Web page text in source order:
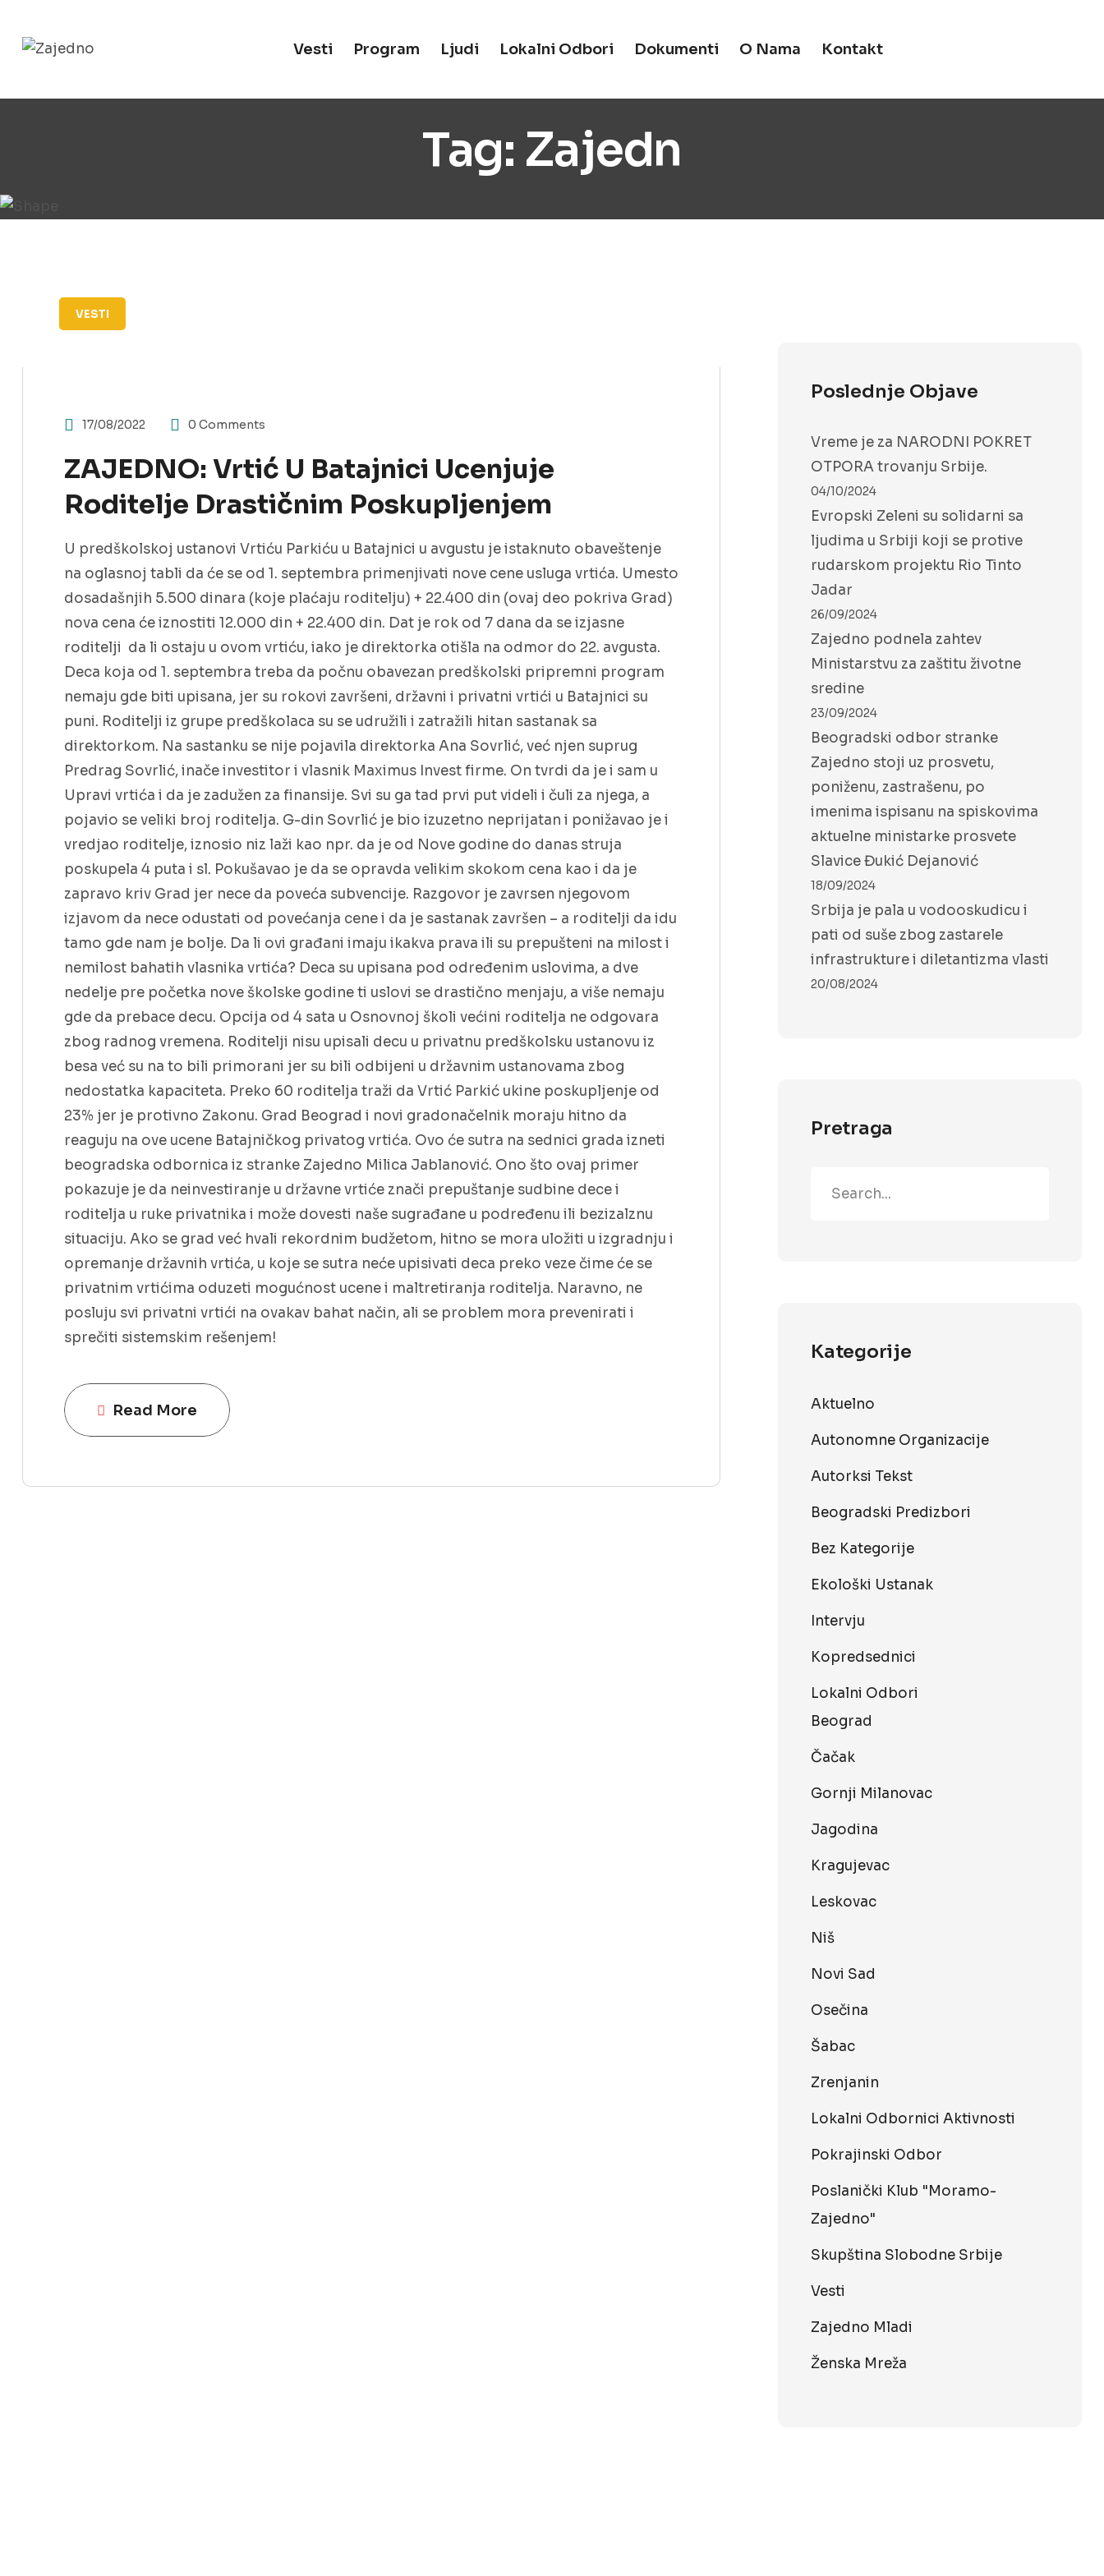
Vesti Program Ljudi Lokalni Odbori Dokumenti O Nama Kontakt
Tag: Zajedn
VESTI
17/08/2022 0 Comments
ZAJEDNO: Vrtić U Batajnici Ucenjuje
Roditelje Drastičnim Poskupljenjem
U predškolskoj ustanovi Vrtiću Parkiću u Batajnici u avgustu je istaknuto obaveštenje
na oglasnoj tabli da će se od 1. septembra primenjivati nove cene usluga vrtića. Umesto
dosadašnjih 5.500 dinara (koje plaćaju roditelju) + 22.400 din (ovaj deo pokriva Grad)
nova cena će iznostiti 12.000 din + 22.400 din. Dat je rok od 7 dana da se izjasne
roditelji da li ostaju u ovom vrtiću, iako je direktorka otišla na odmor do 22. avgusta.
Deca koja od 1. septembra treba da počnu obavezan predškolski pripremni program
nemaju gde biti upisana, jer su rokovi završeni, državni i privatni vrtići u Batajnici su
puni. Roditelji iz grupe predškolaca su se udružili i zatražili hitan sastanak sa
direktorkom. Na sastanku se nije pojavila direktorka Ana Sovrlić, već njen suprug
Predrag Sovrlić, inače investitor i vlasnik Maximus Invest firme. On tvrdi da je i sam u
Upravi vrtića i da je zadužen za finansije. Svi su ga tad prvi put videli i čuli za njega, a
pojavio se veliki broj roditelja. G-din Sovrlić je bio izuzetno neprijatan i ponižavao je i
vredjao roditelje, iznosio niz laži kao npr. da je od Nove godine do danas struja
poskupela 4 puta i sl. Pokušavao je da se opravda velikim skokom cena kao i da je
zapravo kriv Grad jer nece da poveća subvencije. Razgovor je zavrsen njegovom
izjavom da nece odustati od povećanja cene i da je sastanak završen – a roditelji da idu
tamo gde nam je bolje. Da li ovi građani imaju ikakva prava ili su prepušteni na milost i
nemilost bahatih vlasnika vrtića? Deca su upisana pod određenim uslovima, a dve
nedelje pre početka nove školske godine ti uslovi se drastično menjaju, a više nemaju
gde da prebace decu. Opcija od 4 sata u Osnovnoj školi većini roditelja ne odgovara
zbog radnog vremena. Roditelji nisu upisali decu u privatnu predškolsku ustanovu iz
besa već su na to bili primorani jer su bili odbijeni u državnim ustanovama zbog
nedostatka kapaciteta. Preko 60 roditelja traži da Vrtić Parkić ukine poskupljenje od
23% jer je protivno Zakonu. Grad Beograd i novi gradonačelnik moraju hitno da
reaguju na ove ucene Batajničkog privatog vrtića. Ovo će sutra na sednici grada izneti
beogradska odbornica iz stranke Zajedno Milica Jablanović. Ono što ovaj primer
pokazuje je da neinvestiranje u državne vrtiće znači prepuštanje sudbine dece i
roditelja u ruke privatnika i može dovesti naše sugrađane u podređenu ili bezizalznu
situaciju. Ako se grad već hvali rekordnim budžetom, hitno se mora uložiti u izgradnju i
opremanje državnih vrtića, u koje se sutra neće upisivati deca preko veze čime će se
privatnim vrtićima oduzeti mogućnost ucene i maltretiranja roditelja. Naravno, ne
posluju svi privatni vrtići na ovakav bahat način, ali se problem mora prevenirati i
sprečiti sistemskim rešenjem!
Read More
Poslednje Objave
Vreme je za NARODNI POKRET
OTPORA trovanju Srbije.
04/10/2024
Evropski Zeleni su solidarni sa
ljudima u Srbiji koji se protive
rudarskom projektu Rio Tinto
Jadar
26/09/2024
Zajedno podnela zahtev
Ministarstvu za zaštitu životne
sredine
23/09/2024
Beogradski odbor stranke
Zajedno stoji uz prosvetu,
poniženu, zastrašenu, po
imenima ispisanu na spiskovima
aktuelne ministarke prosvete
Slavice Đukić Dejanović
18/09/2024
Srbija je pala u vodooskudicu i
pati od suše zbog zastarele
infrastrukture i diletantizma vlasti
20/08/2024
Pretraga
Kategorije
Aktuelno
Autonomne Organizacije
Autorksi Tekst
Beogradski Predizbori
Bez Kategorije
Ekološki Ustanak
Intervju
Kopredsednici
Lokalni Odbori
Beograd
Čačak
Gornji Milanovac
Jagodina
Kragujevac
Leskovac
Niš
Novi Sad
Osečina
Šabac
Zrenjanin
Lokalni Odbornici Aktivnosti
Pokrajinski Odbor
Poslanički Klub "Moramo-
Zajedno"
Skupština Slobodne Srbije
Vesti
Zajedno Mladi
Ženska Mreža